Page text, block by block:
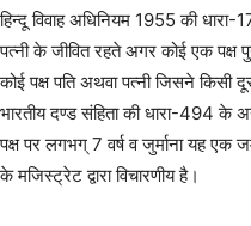
हिन्दू विवाह अधिनियम 1955 की
पत्नी के जीवित रहते अगर कोई एक पक्ष
कोई पक्ष पति अथवा पत्नी जिसने किसी
भारतीय दण्ड संहिता की धारा-494 के
पक्ष पर लगभग् 7 वर्ष व जुर्माना यह
के मजिस्ट्रेट द्वारा विचारणीय है।